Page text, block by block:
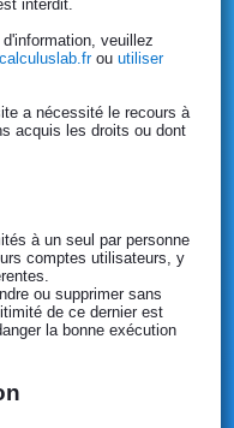
interdit.
veuillez
ou utiliser
a nécessité le recours à
acquis les droits ou dont
à un seul par personne
comptes utilisateurs, y
ou supprimer sans
de ce dernier est
la bonne exécution